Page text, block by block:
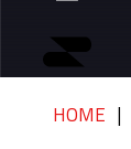
HOME